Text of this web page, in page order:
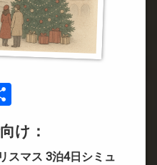
け：
スマス 3泊4日シミュ